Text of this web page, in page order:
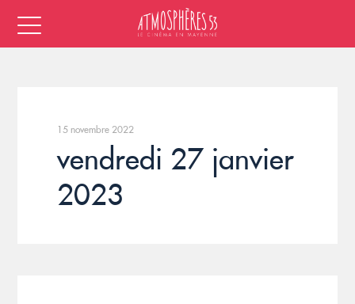
15 novembre 2022
vendredi 27 janvier
2023